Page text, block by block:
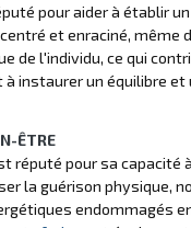
pour aider à établir
et enraciné,
de l'individu, ce qui
à instaurer un équilibre
ÊTRE
réputé pour sa capacité
la guérison physique,
endommagés